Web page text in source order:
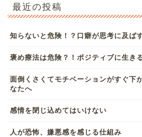
最近の投稿
知らないと危険！？口癖が思考に及ば
褒め療法は危険？！ポジティブに生き
面倒くさくてモチベーションがすぐ下
なたへ
感情を閉じ込めてはいけない
人が恐怖、嫌悪感を感じる仕組み